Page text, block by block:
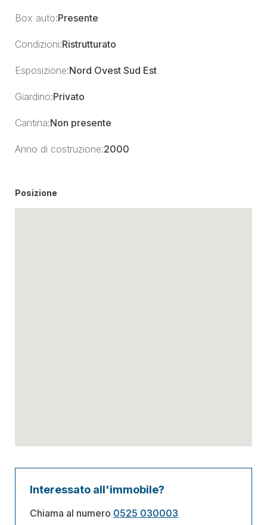
Box auto:Presente
Condizioni:Ristrutturato
Esposizione:Nord Ovest Sud Est
Giardino:Privato
Cantina:Non presente
Anno di costruzione:2000
Posizione
Interessato all'immobile?
Chiama al numero 0525 030003